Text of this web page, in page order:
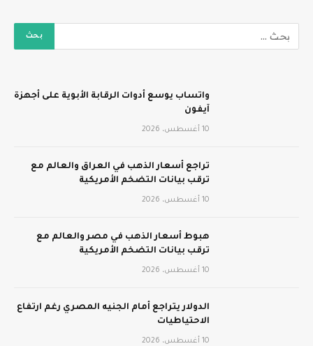
واتساب يوسع أدوات الرقابة الأبوية على أجهزة
آيفون
10 أغسطس، 2026
تراجع أسعار الذهب في العراق والعالم مع
ترقب بيانات التضخم الأمريكية
10 أغسطس، 2026
هبوط أسعار الذهب في مصر والعالم مع
ترقب بيانات التضخم الأمريكية
10 أغسطس، 2026
الدولار يتراجع أمام الجنيه المصري رغم ارتفاع
الاحتياطيات
10 أغسطس، 2026